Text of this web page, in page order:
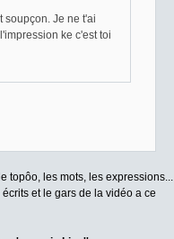
soupçon. Je ne t'ai
ke c'est toi
topôo, les mots, les expressions...
et le gars de la vidéo a ce